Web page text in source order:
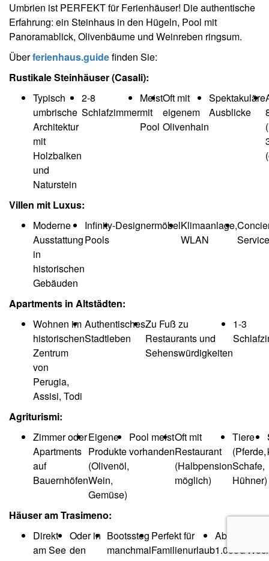
Umbrien ist PERFEKT für Ferienhäuser! Die authentische
Erfahrung: ein Steinhaus in den Hügeln, Pool mit
Panoramablick, Olivenbäume und Weinreben ringsum.
Überferienhaus.guidefinden Sie:
Rustikale Steinhäuser (Casali):
Typisch
umbrische
Architektur
mit
Holzbalken
und
Naturstein
2-8
Schlafzimmer
Meist
mit
Pool
Oft mit
eigenem
Olivenhain
Spektakuläre
Ausblicke
Villen mit Luxus:
Moderne
Ausstattung
in
historischen
Gebäuden
Infinity-
Pools
DesignermöbelKlimaanlage,
WLAN
Service
Apartments in Altstädten:
Wohnen im
historischen
Zentrum
von
Perugia,
Assisi, Todi
Authentisches
Stadtleben
Zu Fuß zu
Restaurants und
Sehenswürdigkeiten
1-3
Agriturismi:
Zimmer oder
Apartments
auf
Bauernhöfen
Eigene
Produkte
(Olivenöl,
Wein,
Gemüse)
Pool meist
vorhanden
Oft mit
Restaurant
(Halbpension
möglich)
Tiere
(Pferde,
Schafe,
Hühner)
Häuser am Trasimeno:
Direkt
am See
Oder in
den
Bootssteg
manchmal
Perfekt für
Familienurlaub
Ab
1.000€/